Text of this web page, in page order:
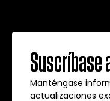
Suscríbase
Manténgase
actualizaciones